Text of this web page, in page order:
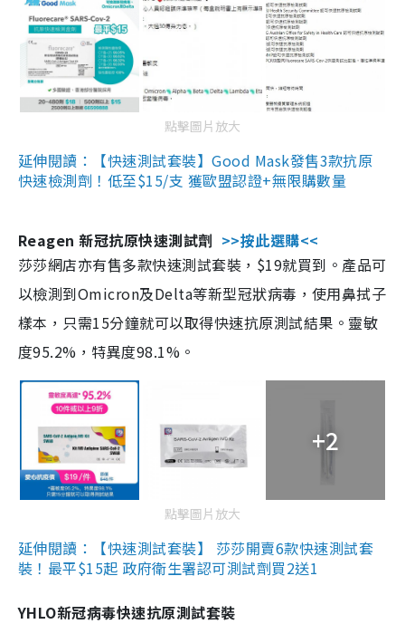
點擊圖片放大
延伸閱讀：【快速測試套裝】Good Mask發售3款抗原
快速檢測劑！低至$15/支 獲歐盟認證+無限購數量
Reagen 新冠抗原快速測試劑 >>按此選購<<
莎莎網店亦有售多款快速測試套裝，$19就買到。產品可
以檢測到Omicron及Delta等新型冠狀病毒，使用鼻拭子
樣本，只需15分鐘就可以取得快速抗原測試結果。靈敏
度95.2%，特異度98.1%。
+2
點擊圖片放大
延伸閱讀：【快速測試套裝】 莎莎開賣6款快速測試套
裝！最平$15起 政府衛生署認可測試劑買2送1
YHLO新冠病毒快速抗原測試套裝